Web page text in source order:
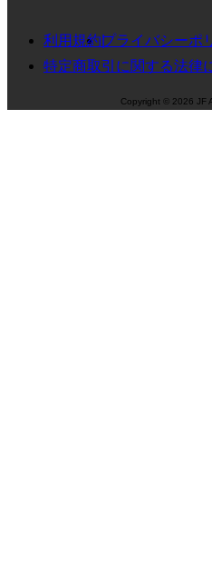
利用規約プライバシーポ
特定商取引に関する法律
Copyright © 2026 JF